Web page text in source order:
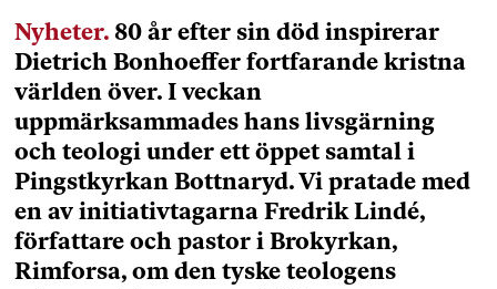
Nyheter. 80 år efter sin död inspirerar
Dietrich Bonhoeffer fortfarande kristna
världen över. I veckan
uppmärksammades hans livsgärning
och teologi under ett öppet samtal i
Pingstkyrkan Bottnaryd. Vi pratade med
en av initiativtagarna Fredrik Lindé,
författare och pastor i Brokyrkan,
Rimforsa, om den tyske teologens